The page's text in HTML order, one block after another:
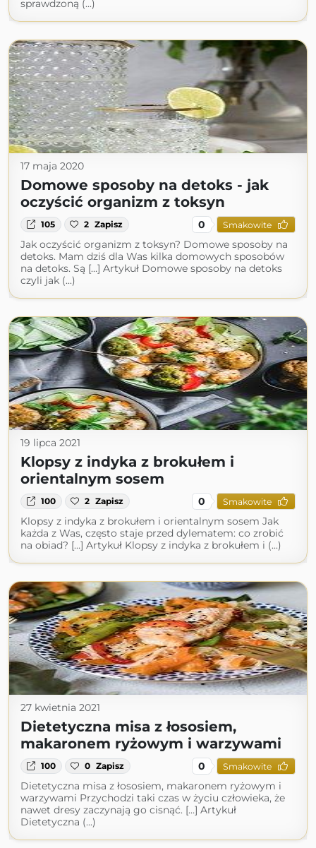
sprawdzoną (...)
17 maja 2020
Domowe sposoby na detoks - jak
oczyścić organizm z toksyn
105 2 Zapisz 0 Smakowite
Jak oczyścić organizm z toksyn? Domowe sposoby na
detoks. Mam dziś dla Was kilka domowych sposobów
na detoks. Są […] Artykuł Domowe sposoby na detoks
czyli jak (...)
19 lipca 2021
Klopsy z indyka z brokułem i
orientalnym sosem
100 2 Zapisz 0 Smakowite
Klopsy z indyka z brokułem i orientalnym sosem Jak
każda z Was, często staje przed dylematem: co zrobić
na obiad? […] Artykuł Klopsy z indyka z brokułem i (...)
27 kwietnia 2021
Dietetyczna misa z łososiem,
makaronem ryżowym i warzywami
100 0 Zapisz 0 Smakowite
Dietetyczna misa z łososiem, makaronem ryżowym i
warzywami Przychodzi taki czas w życiu człowieka, że
nawet dresy zaczynają go cisnąć. […] Artykuł
Dietetyczna (...)